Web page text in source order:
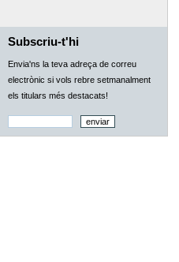
Subscriu-t'hi
Envia'ns la teva adreça de correu
electrònic si vols rebre setmanalment
els titulars més destacats!